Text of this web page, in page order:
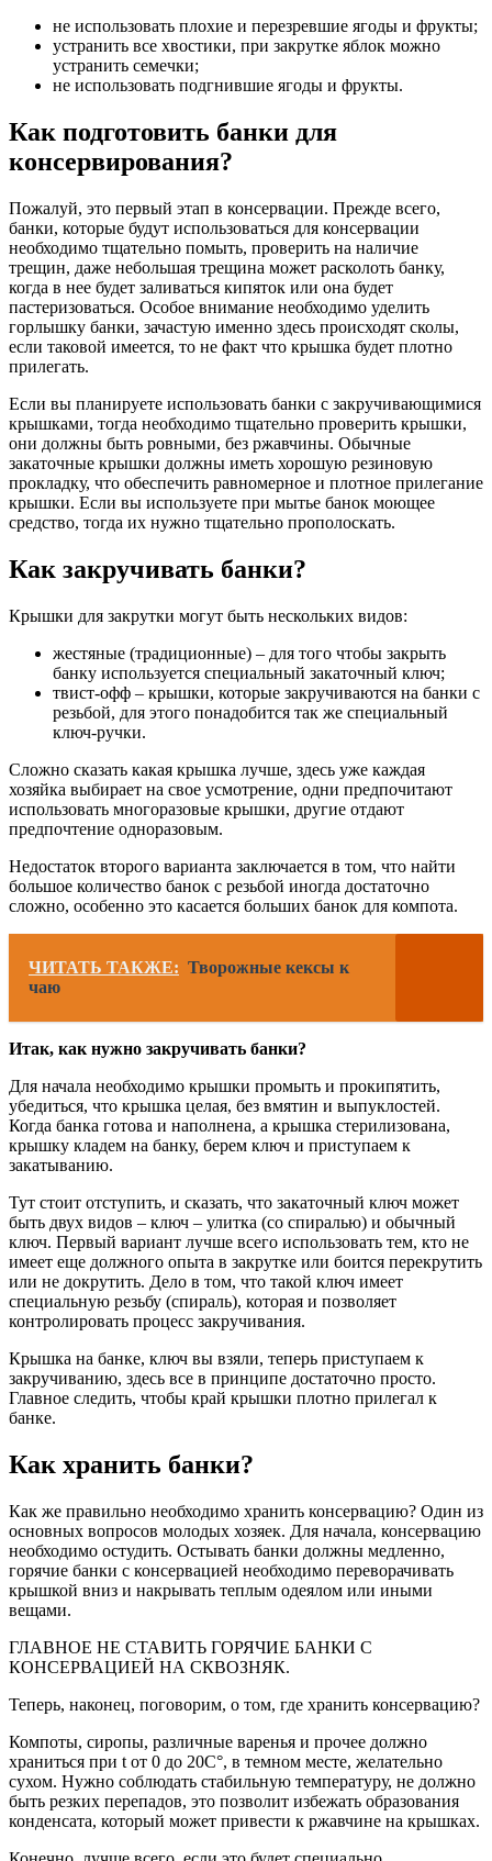
не использовать плохие и перезревшие ягоды и фрукты;
устранить все хвостики, при закрутке яблок можно
устранить семечки;
не использовать подгнившие ягоды и фрукты.
Как подготовить банки для
консервирования?
Пожалуй, это первый этап в консервации. Прежде всего,
банки, которые будут использоваться для консервации
необходимо тщательно помыть, проверить на наличие
трещин, даже небольшая трещина может расколоть банку,
когда в нее будет заливаться кипяток или она будет
пастеризоваться. Особое внимание необходимо уделить
горлышку банки, зачастую именно здесь происходят сколы,
если таковой имеется, то не факт что крышка будет плотно
прилегать.
Если вы планируете использовать банки с закручивающимися
крышками, тогда необходимо тщательно проверить крышки,
они должны быть ровными, без ржавчины. Обычные
закаточные крышки должны иметь хорошую резиновую
прокладку, что обеспечить равномерное и плотное прилегание
крышки. Если вы используете при мытье банок моющее
средство, тогда их нужно тщательно прополоскать.
Как закручивать банки?
Крышки для закрутки могут быть нескольких видов:
жестяные (традиционные) – для того чтобы закрыть
банку используется специальный закаточный ключ;
твист-офф – крышки, которые закручиваются на банки с
резьбой, для этого понадобится так же специальный
ключ-ручки.
Сложно сказать какая крышка лучше, здесь уже каждая
хозяйка выбирает на свое усмотрение, одни предпочитают
использовать многоразовые крышки, другие отдают
предпочтение одноразовым.
Недостаток второго варианта заключается в том, что найти
большое количество банок с резьбой иногда достаточно
сложно, особенно это касается больших банок для компота.
ЧИТАТЬ ТАКЖЕ: Творожные кексы к
чаю
Итак, как нужно закручивать банки?
Для начала необходимо крышки промыть и прокипятить,
убедиться, что крышка целая, без вмятин и выпуклостей.
Когда банка готова и наполнена, а крышка стерилизована,
крышку кладем на банку, берем ключ и приступаем к
закатыванию.
Тут стоит отступить, и сказать, что закаточный ключ может
быть двух видов – ключ – улитка (со спиралью) и обычный
ключ. Первый вариант лучше всего использовать тем, кто не
имеет еще должного опыта в закрутке или боится перекрутить
или не докрутить. Дело в том, что такой ключ имеет
специальную резьбу (спираль), которая и позволяет
контролировать процесс закручивания.
Крышка на банке, ключ вы взяли, теперь приступаем к
закручиванию, здесь все в принципе достаточно просто.
Главное следить, чтобы край крышки плотно прилегал к
банке.
Как хранить банки?
Как же правильно необходимо хранить консервацию? Один из
основных вопросов молодых хозяек. Для начала, консервацию
необходимо остудить. Остывать банки должны медленно,
горячие банки с консервацией необходимо переворачивать
крышкой вниз и накрывать теплым одеялом или иными
вещами.
ГЛАВНОЕ НЕ СТАВИТЬ ГОРЯЧИЕ БАНКИ С
КОНСЕРВАЦИЕЙ НА СКВОЗНЯК.
Теперь, наконец, поговорим, о том, где хранить консервацию?
Компоты, сиропы, различные варенья и прочее должно
храниться при t от 0 до 20С°, в темном месте, желательно
сухом. Нужно соблюдать стабильную температуру, не должно
быть резких перепадов, это позволит избежать образования
конденсата, который может привести к ржавчине на крышках.